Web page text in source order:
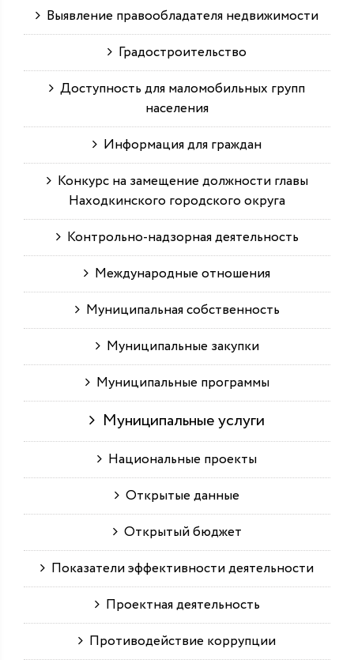
Выявление правообладателя недвижимости
Градостроительство
Доступность для маломобильных групп
населения
Информация для граждан
Конкурс на замещение должности главы
Находкинского городского округа
Контрольно-надзорная деятельность
Международные отношения
Муниципальная собственность
Муниципальные закупки
Муниципальные программы
Муниципальные услуги
Национальные проекты
Открытые данные
Открытый бюджет
Показатели эффективности деятельности
Проектная деятельность
Противодействие коррупции